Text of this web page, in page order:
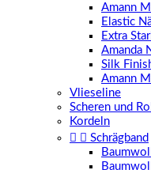
Amann
Elastic
Extra
Amanda
Silk
Amann
Vlieseline
Scheren und
Kordeln
  Schrägband